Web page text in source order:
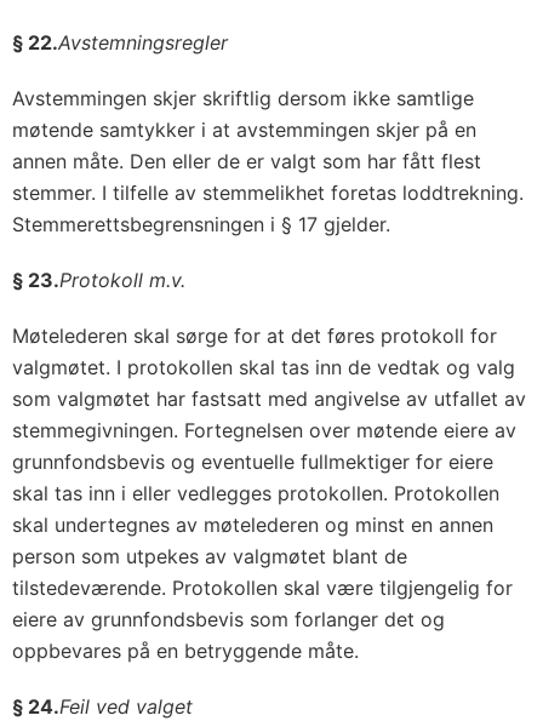
§ 22.Avstemningsregler
Avstemmingen skjer skriftlig dersom ikke samtlige
møtende samtykker i at avstemmingen skjer på en
annen måte. Den eller de er valgt som har fått flest
stemmer. I tilfelle av stemmelikhet foretas loddtrekning.
Stemmerettsbegrensningen i § 17 gjelder.
§ 23.Protokoll m.v.
Møtelederen skal sørge for at det føres protokoll for
valgmøtet. I protokollen skal tas inn de vedtak og valg
som valgmøtet har fastsatt med angivelse av utfallet av
stemmegivningen. Fortegnelsen over møtende eiere av
grunnfondsbevis og eventuelle fullmektiger for eiere
skal tas inn i eller vedlegges protokollen. Protokollen
skal undertegnes av møtelederen og minst en annen
person som utpekes av valgmøtet blant de
tilstedeværende. Protokollen skal være tilgjengelig for
eiere av grunnfondsbevis som forlanger det og
oppbevares på en betryggende måte.
§ 24.Feil ved valget